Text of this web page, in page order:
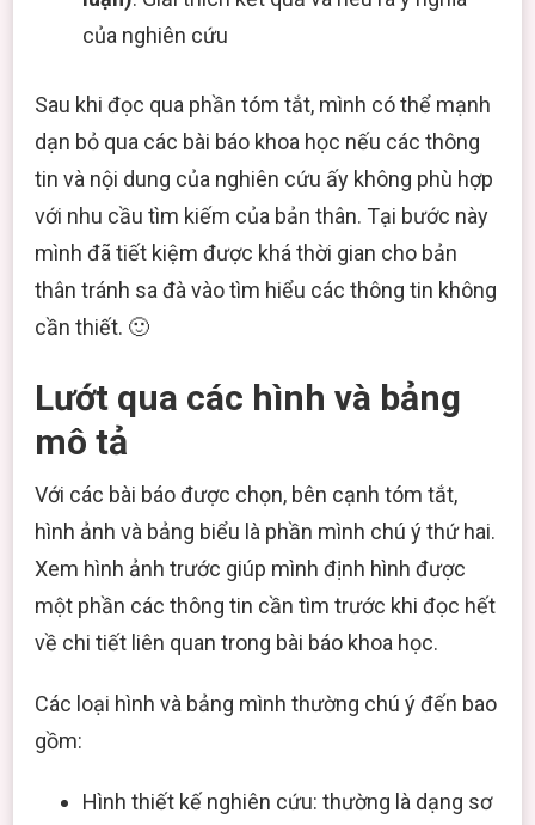
của nghiên cứu
Sau khi đọc qua phần tóm tắt, mình có thể mạnh
dạn bỏ qua các bài báo khoa học nếu các thông
tin và nội dung của nghiên cứu ấy không phù hợp
với nhu cầu tìm kiếm của bản thân. Tại bước này
mình đã tiết kiệm được khá thời gian cho bản
thân tránh sa đà vào tìm hiểu các thông tin không
cần thiết. 🙂
Lướt qua các hình và bảng
mô tả
Với các bài báo được chọn, bên cạnh tóm tắt,
hình ảnh và bảng biểu là phần mình chú ý thứ hai.
Xem hình ảnh trước giúp mình định hình được
một phần các thông tin cần tìm trước khi đọc hết
về chi tiết liên quan trong bài báo khoa học.
Các loại hình và bảng mình thường chú ý đến bao
gồm:
Hình thiết kế nghiên cứu: thường là dạng sơ